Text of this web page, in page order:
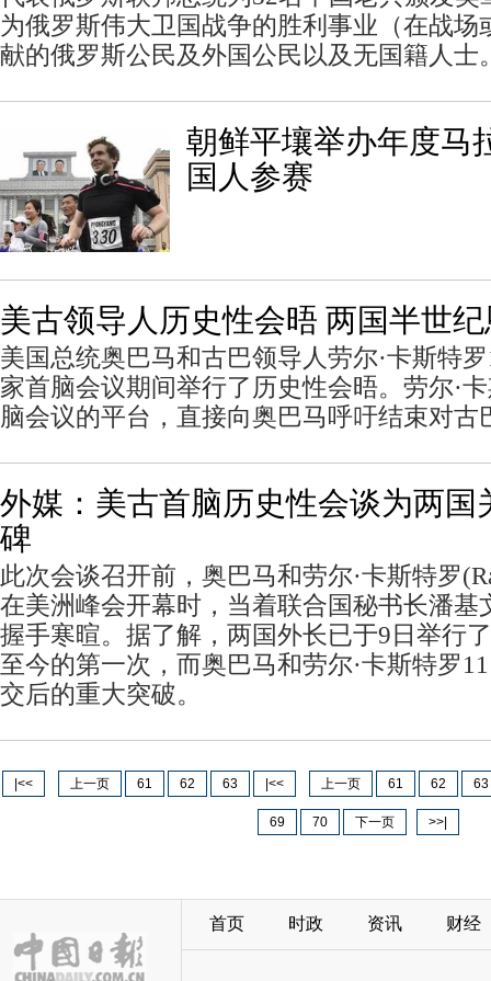
为俄罗斯伟大卫国战争的胜利事业（在战场
献的俄罗斯公民及外国公民以及无国籍人士
朝鲜平壤举办年度马
国人参赛
美古领导人历史性会晤 两国半世
美国总统奥巴马和古巴领导人劳尔·卡斯特
家首脑会议期间举行了历史性会晤。劳尔·
脑会议的平台，直接向奥巴马呼吁结束对古
外媒：美古首脑历史性会谈为两国
碑
此次会谈召开前，奥巴马和劳尔·卡斯特罗
在美洲峰会开幕时，当着联合国秘书长潘基
握手寒暄。据了解，两国外长已于9日举行
至今的第一次，而奥巴马和劳尔·卡斯特罗
交后的重大突破。
|<< 上一页 61 62 63 |<< 上一页 61 62 63
69 70 下一页 >>|
首页 时政 资讯 财经